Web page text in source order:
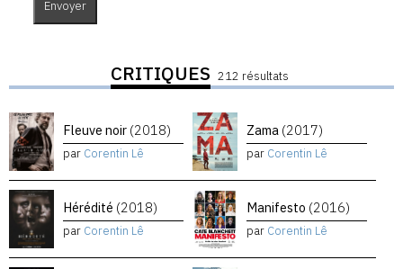
CRITIQUES 212 résultats
Fleuve noir (2018)
par Corentin Lê
Zama (2017)
par Corentin Lê
Hérédité (2018)
par Corentin Lê
Manifesto (2016)
par Corentin Lê